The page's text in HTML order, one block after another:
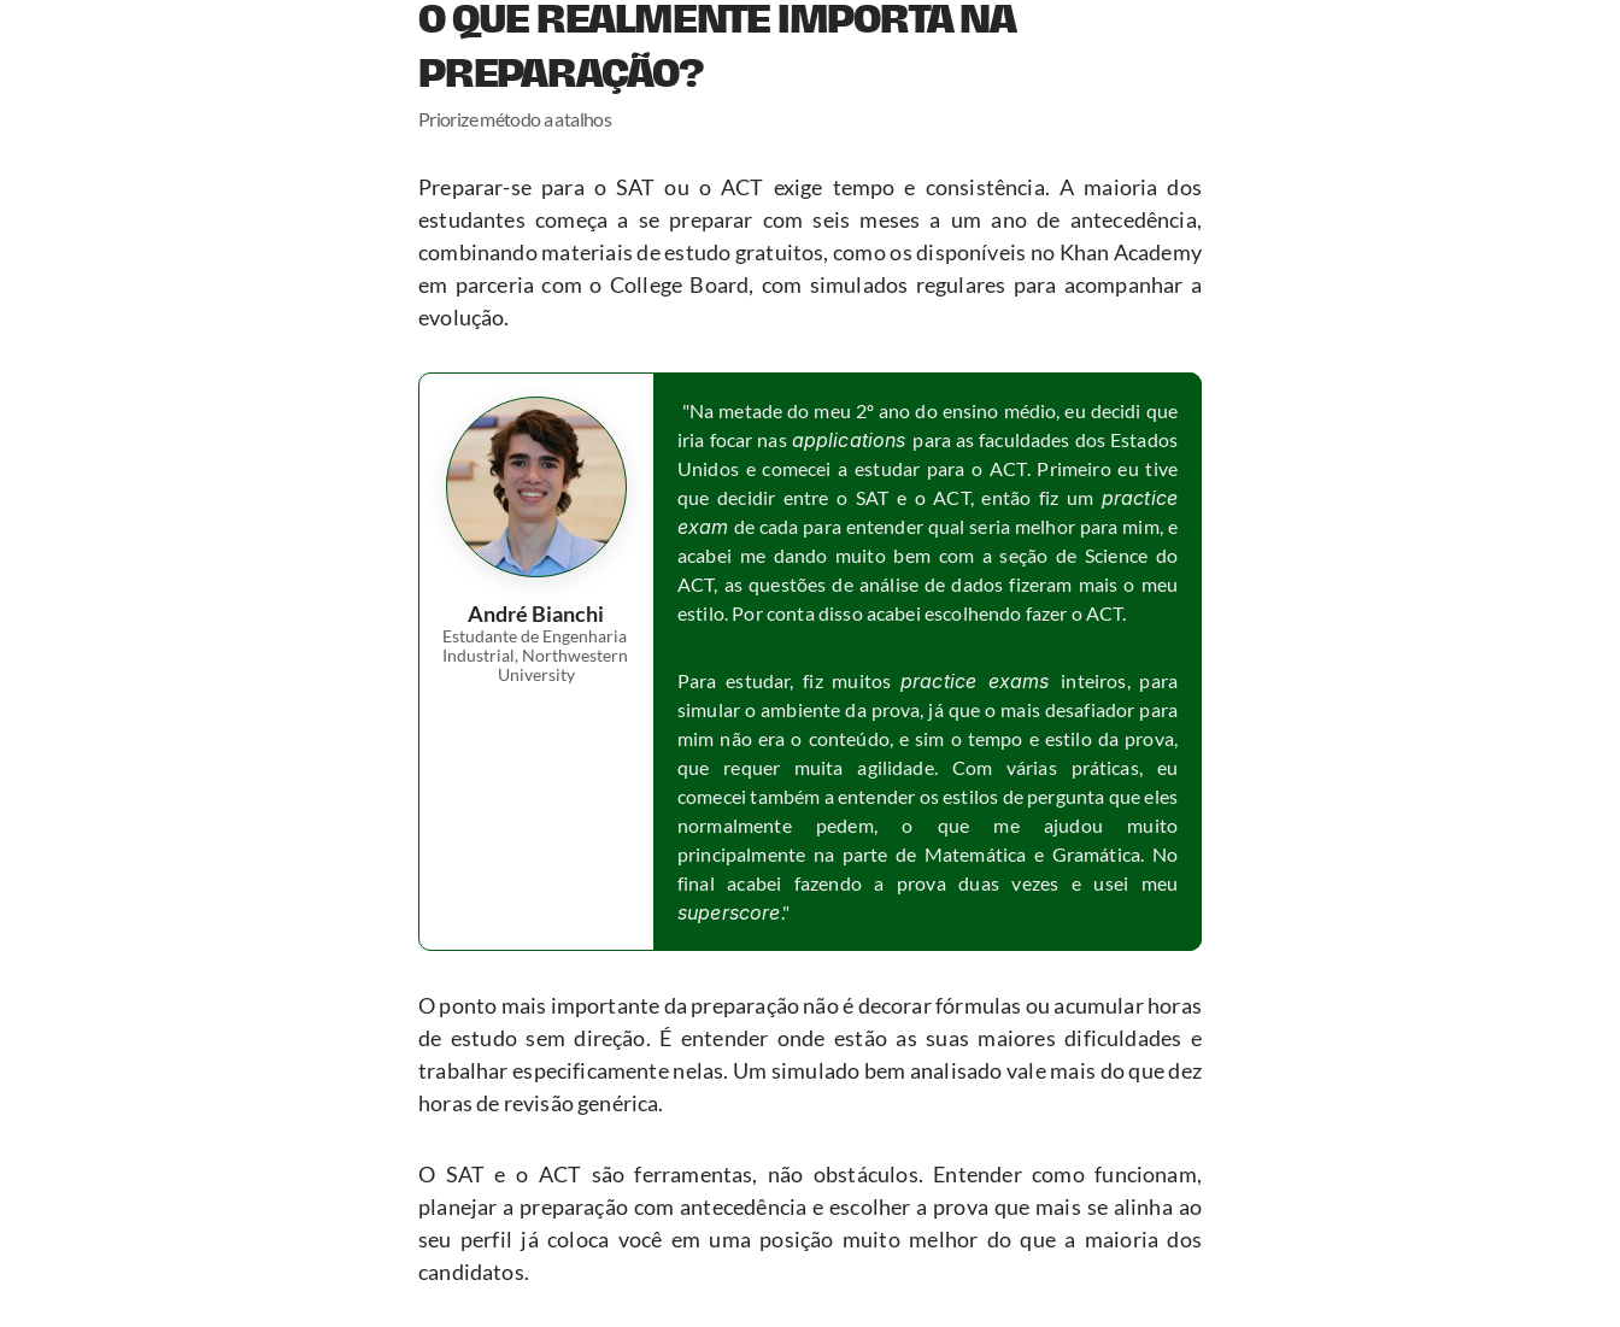
O QUE REALMENTE IMPORTA NA
PREPARAÇÃO?
Priorize método a atalhos
Preparar-se para o SAT ou o ACT exige tempo e consistência. A maioria dos
estudantes começa a se preparar com seis meses a um ano de antecedência,
combinando materiais de estudo gratuitos, como os disponíveis no Khan Academy
em parceria com o College Board, com simulados regulares para acompanhar a
evolução.
André Bianchi
Estudante de Engenharia
Industrial, Northwestern
University
"Na metade do meu 2º ano do ensino médio, eu decidi que
iria focar nas applications para as faculdades dos Estados
Unidos e comecei a estudar para o ACT. Primeiro eu tive
que decidir entre o SAT e o ACT, então fiz um practice
exam de cada para entender qual seria melhor para mim, e
acabei me dando muito bem com a seção de Science do
ACT, as questões de análise de dados fizeram mais o meu
estilo. Por conta disso acabei escolhendo fazer o ACT.
Para estudar, fiz muitos practice exams inteiros, para
simular o ambiente da prova, já que o mais desafiador para
mim não era o conteúdo, e sim o tempo e estilo da prova,
que requer muita agilidade. Com várias práticas, eu
comecei também a entender os estilos de pergunta que eles
normalmente pedem, o que me ajudou muito
principalmente na parte de Matemática e Gramática. No
superscore."
O ponto mais importante da preparação não é decorar fórmulas ou acumular horas
de estudo sem direção. É entender onde estão as suas maiores dificuldades e
trabalhar especificamente nelas. Um simulado bem analisado vale mais do que dez
horas de revisão genérica.
O SAT e o ACT são ferramentas, não obstáculos. Entender como funcionam,
planejar a preparação com antecedência e escolher a prova que mais se alinha ao
seu perfil já coloca você em uma posição muito melhor do que a maioria dos
candidatos.